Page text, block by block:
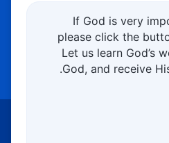
If God is very
please click the
Let us learn God’s
God, and receive